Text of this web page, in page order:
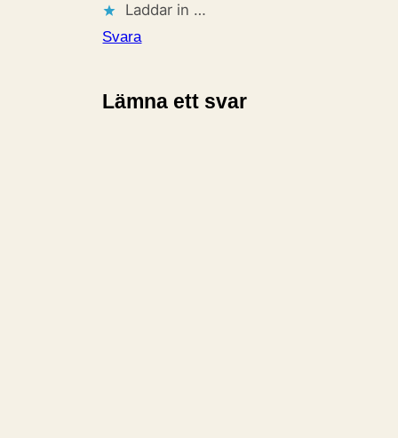
Laddar in …
Svara
Lämna ett svar